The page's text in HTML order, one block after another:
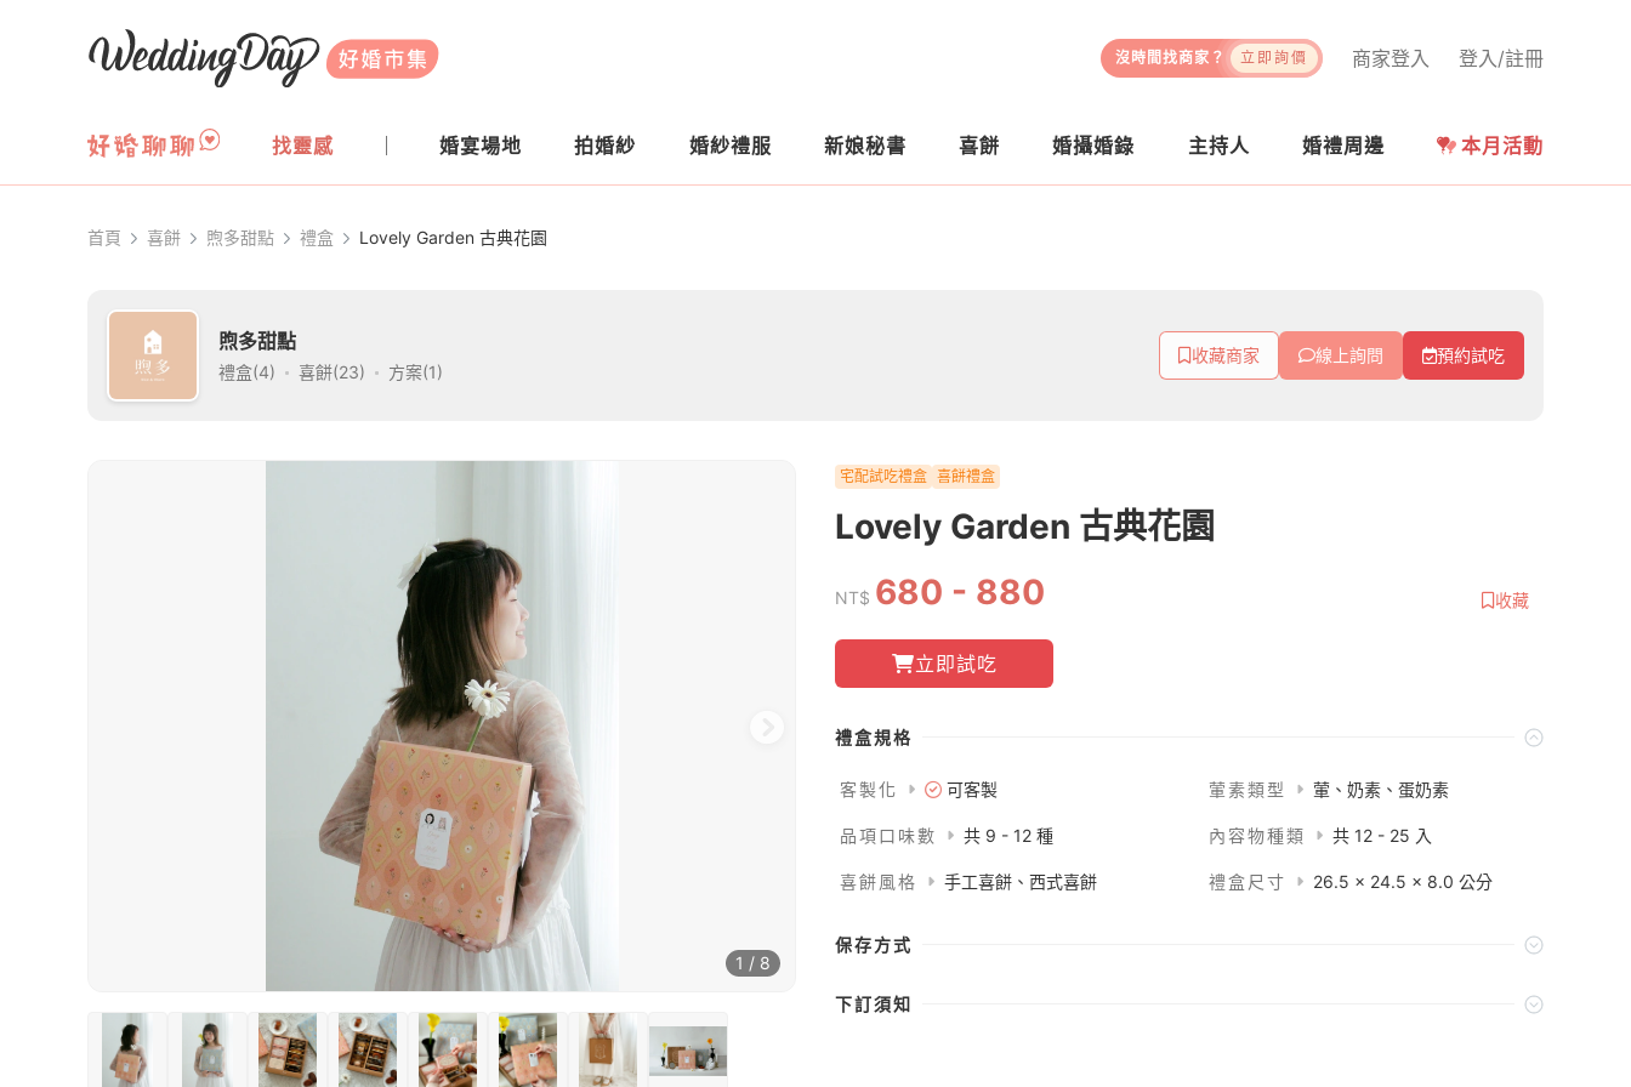
WeddingDay 好婚市集
登入/註冊
商家登入
沒時間找商家？ 立即詢價
找靈感 婚宴場地 拍婚紗 婚紗禮服 新娘秘書 喜餅 婚攝婚錄 主持人 婚禮周邊 本月活動
首頁 喜餅 煦多甜點 禮盒 Lovely Garden 古典花園
煦多甜點
禮盒(4) 喜餅(23) 方案(1)
收藏商家 線上詢問 預約試吃
1 / 8
宅配試吃禮盒 喜餅禮盒
Lovely Garden 古典花園
NT$ 680 - 880 收藏
立即試吃
禮盒規格
客製化 可客製 葷素類型 葷、奶素、蛋奶素
品項口味數 共 9 - 12 種 內容物種類 共 12 - 25 入
喜餅風格 手工喜餅、西式喜餅 禮盒尺寸 26.5 x 24.5 x 8.0 公分
保存方式
下訂須知